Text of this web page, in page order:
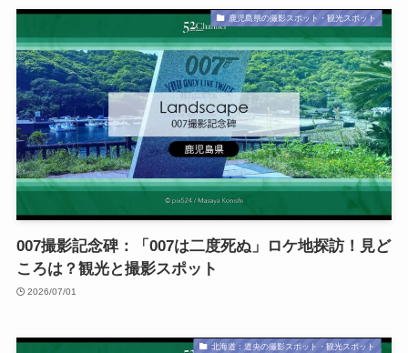
鹿児島県の撮影スポット・観光スポット
007撮影記念碑：「007は二度死ぬ」ロケ地探訪！見ど
ころは？観光と撮影スポット
2026/07/01
北海道：道央の撮影スポット・観光スポット